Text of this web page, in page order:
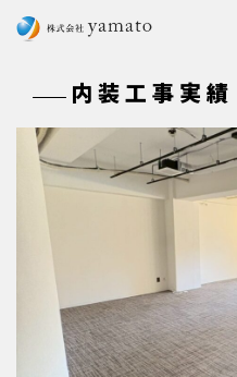
内装工事実績